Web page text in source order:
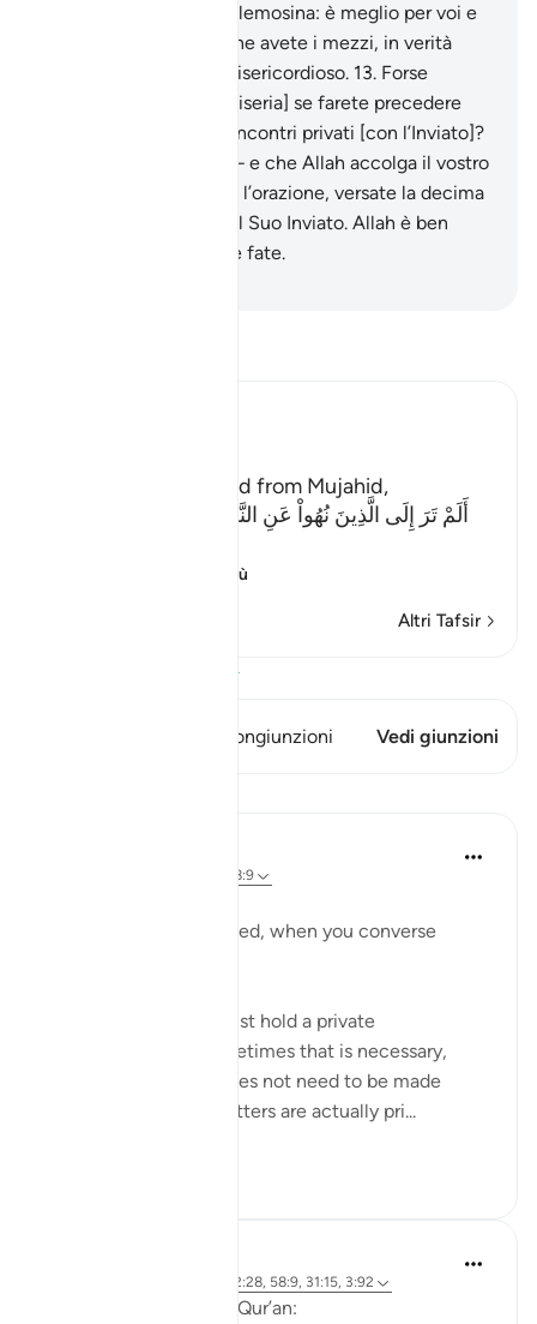
Ibn Abi Najih reported from Mujahid,
أَلَمْ تَرَ إِلَى الَّذِينَ نُهُواْ عَنِ النَّجْوَى ثُمَّ يَعُودُونَ لِمَا نُهُواْ
Per saperne di più
Altri Tafsir
Questo versetto ha 1 Congiunzioni Vedi giunzioni
ayah 58:9
O you who have believed, when you converse
Meaning when you must hold a private
conversation, and sometimes that is necessary,
because everything does not need to be made
public. And certain matters are actually pri...
ayah 52:28, 58:9, 31:15, 3:92
Allah (swt) says in the Qur’an:
vostro incontro da un’elemosina: è meglio per voi e
più puro . Se però non ne avete i mezzi, in verità
Allah è perdonatore, misericordioso. 13. Forse
temete [di cadere in miseria] se farete precedere
un’elemosina ai vostri incontri privati [con l’Inviato]?
Se non lo avrete fatto – e che Allah accolga il vostro
pentimento – eseguite l’orazione, versate la decima
e obbedite ad Allah e al Suo Inviato. Allah è ben
informato di quello che fate.